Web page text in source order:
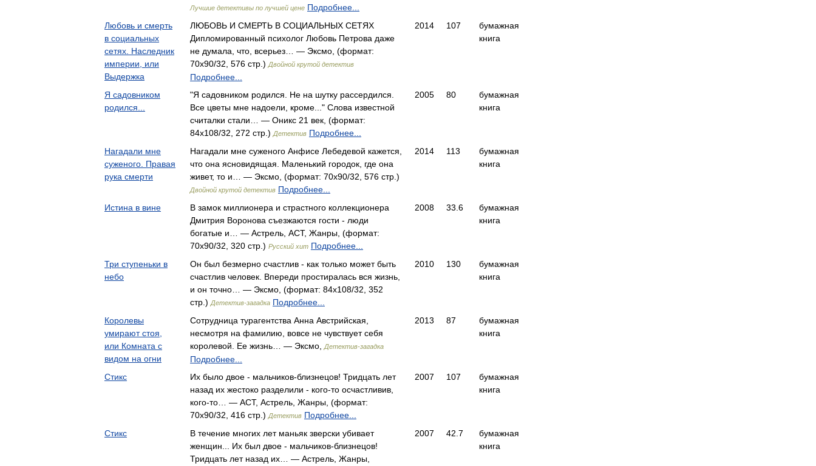
Лучшие детективы по лучшей цене Подробнее...
Любовь и смерть
в социальных
сетях. Наследник
империи, или
Выдержка
ЛЮБОВЬ И СМЕРТЬ В СОЦИАЛЬНЫХ СЕТЯХ
Дипломированный психолог Любовь Петрова даже
не думала, что, всерьез… — Эксмо, (формат:
70x90/32, 576 стр.) Двойной крутой детектив
Подробнее...
2014 107
бумажная
книга
Я садовником
родился...
"Я садовником родился. Не на шутку рассердился.
Все цветы мне надоели, кроме..." Слова известной
считалки стали… — Оникс 21 век, (формат:
84x108/32, 272 стр.) Детектив Подробнее...
2005 80
бумажная
книга
Нагадали мне
суженого. Правая
рука смерти
Нагадали мне суженого Анфисе Лебедевой кажется,
что она ясновидящая. Маленький городок, где она
живет, то и… — Эксмо, (формат: 70x90/32, 576 стр.)
Двойной крутой детектив Подробнее...
2014 113
бумажная
книга
Истина в вине
В замок миллионера и страстного коллекционера
Дмитрия Воронова съезжаются гости - люди
богатые и… — Астрель, АСТ, Жанры, (формат:
70x90/32, 320 стр.) Русский хит Подробнее...
2008 33.6
бумажная
книга
Три ступеньки в
небо
Он был безмерно счастлив - как только может быть
счастлив человек. Впереди простиралась вся жизнь,
и он точно… — Эксмо, (формат: 84x108/32, 352
стр.) Детектив-загадка Подробнее...
2010 130
бумажная
книга
Королевы
умирают стоя,
или Комната с
видом на огни
Сотрудница турагентства Анна Австрийская,
несмотря на фамилию, вовсе не чувствует себя
королевой. Ее жизнь… — Эксмо,
Детектив-загадка
Подробнее...
2013 87
бумажная
книга
Стикс
Их было двое - мальчиков-близнецов! Тридцать лет
назад их жестоко разделили - кого-то осчастливив,
кого-то… — АСТ, Астрель, Жанры, (формат:
70x90/32, 416 стр.) Детектив Подробнее...
2007 107
бумажная
книга
Стикс
В течение многих лет маньяк зверски убивает
женщин... Их был двое - мальчиков-близнецов!
Тридцать лет назад их… — Астрель, Жанры,
2007 42.7
бумажная
книга